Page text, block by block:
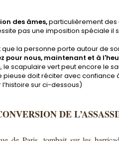
des âmes,particulièrement des
pas une imposition spéciale
la personne porte autour de
pour nous, maintenant et à
scapulaire vert peut encore le
doit réciter avec
l’histoire sur ci-dessous)
DE